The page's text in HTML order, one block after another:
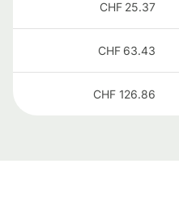
25.37
CHF
63.43
CHF
126.86
CHF